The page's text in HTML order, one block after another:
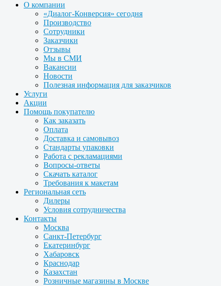
О компании
«Диалог-Конверсия» сегодня
Производство
Сотрудники
Заказчики
Отзывы
Мы в СМИ
Вакансии
Новости
Полезная информация для заказчиков
Услуги
Акции
Помощь покупателю
Как заказать
Оплата
Доставка и самовывоз
Стандарты упаковки
Работа с рекламациями
Вопросы-ответы
Скачать каталог
Требования к макетам
Региональная сеть
Дилеры
Условия сотрудничества
Контакты
Москва
Санкт-Петербург
Екатеринбург
Хабаровск
Краснодар
Казахстан
Розничные магазины в Москве